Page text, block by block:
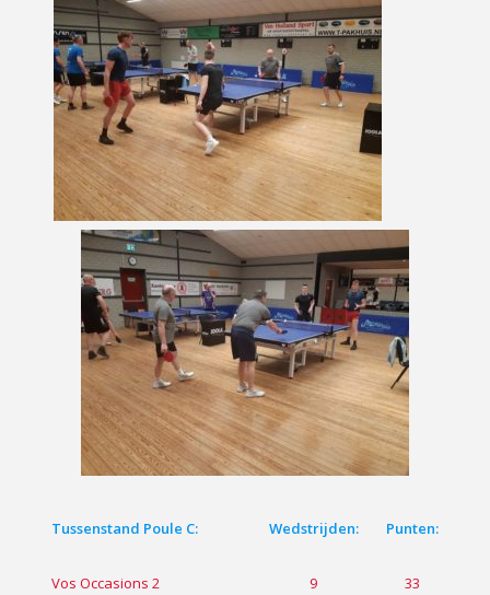
Tussenstand Poule C: Wedstrijden: Punten:
Vos Occasions 2 9 33